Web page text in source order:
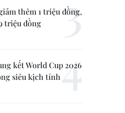
thêm 1 triệu đồng,
triệu đồng
kết World Cup 2026
siêu kịch tính